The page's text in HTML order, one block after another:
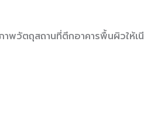
พวัตถุสถานที่ตึกอาคารพื้นผิวให้เ